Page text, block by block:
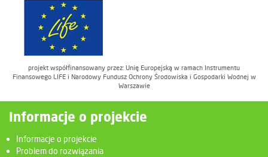
projekt współfinansowany przez: Unię Europejską w ramach Instrumentu
Finansowego LIFE i Narodowy Fundusz Ochrony Środowiska i Gospodarki Wodnej w
Warszawie
Informacje o projekcie
Informacje o projekcie
Problem do rozwiązania